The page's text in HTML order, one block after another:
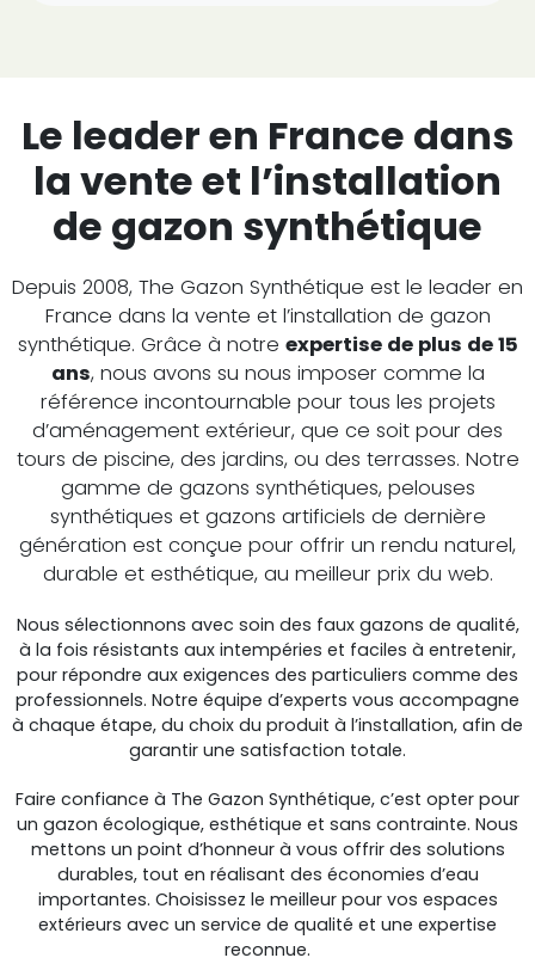
Le leader en France dans
la vente et l’installation
de gazon synthétique
Depuis 2008, The Gazon Synthétique est le leader en
France dans la vente et l’installation de gazon
synthétique. Grâce à notre expertise de plus de 15
ans, nous avons su nous imposer comme la
référence incontournable pour tous les projets
d’aménagement extérieur, que ce soit pour des
tours de piscine, des jardins, ou des terrasses. Notre
gamme de gazons synthétiques, pelouses
synthétiques et gazons artificiels de dernière
génération est conçue pour offrir un rendu naturel,
durable et esthétique, au meilleur prix du web.
Nous sélectionnons avec soin des faux gazons de qualité,
à la fois résistants aux intempéries et faciles à entretenir,
pour répondre aux exigences des particuliers comme des
professionnels. Notre équipe d’experts vous accompagne
à chaque étape, du choix du produit à l’installation, afin de
garantir une satisfaction totale.
Faire confiance à The Gazon Synthétique, c’est opter pour
un gazon écologique, esthétique et sans contrainte. Nous
mettons un point d’honneur à vous offrir des solutions
durables, tout en réalisant des économies d’eau
importantes. Choisissez le meilleur pour vos espaces
extérieurs avec un service de qualité et une expertise
reconnue.